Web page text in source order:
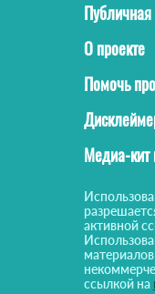
О проекте
Помочь
Медиа-кит
активной
ссылкой на